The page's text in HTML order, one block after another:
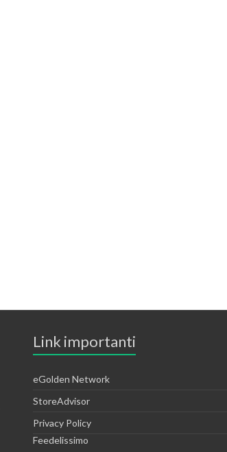
Link importanti
eGolden Network
StoreAdvisor
Privacy Policy
Feedelissimo